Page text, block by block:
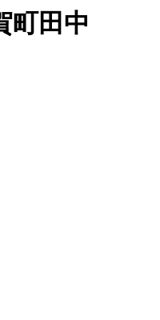
町田中